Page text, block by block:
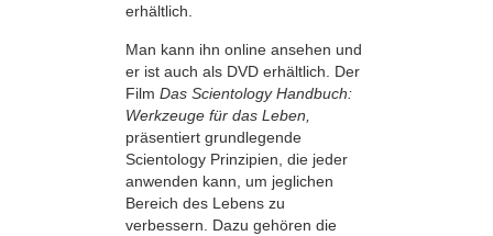
erhältlich.
Man kann ihn online ansehen und
er ist auch als DVD erhältlich. Der
Film Das Scientology Handbuch:
Werkzeuge für das Leben,
präsentiert grundlegende
Scientology Prinzipien, die jeder
anwenden kann, um jeglichen
Bereich des Lebens zu
verbessern. Dazu gehören die